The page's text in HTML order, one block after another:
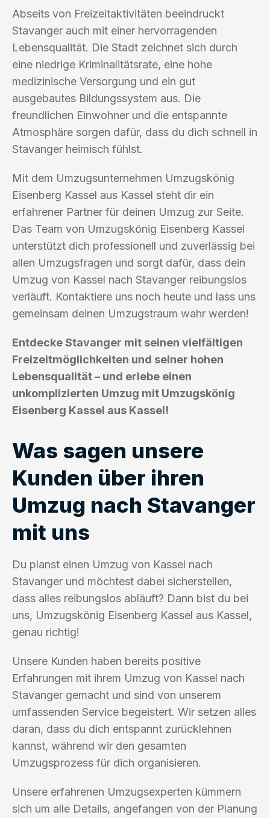
Abseits von Freizeitaktivitäten beeindruckt
Stavanger auch mit einer hervorragenden
Lebensqualität. Die Stadt zeichnet sich durch
eine niedrige Kriminalitätsrate, eine hohe
medizinische Versorgung und ein gut
ausgebautes Bildungssystem aus. Die
freundlichen Einwohner und die entspannte
Atmosphäre sorgen dafür, dass du dich schnell in
Stavanger heimisch fühlst.
Mit dem Umzugsunternehmen Umzugskönig
Eisenberg Kassel aus Kassel steht dir ein
erfahrener Partner für deinen Umzug zur Seite.
Das Team von Umzugskönig Eisenberg Kassel
unterstützt dich professionell und zuverlässig bei
allen Umzugsfragen und sorgt dafür, dass dein
Umzug von Kassel nach Stavanger reibungslos
verläuft. Kontaktiere uns noch heute und lass uns
gemeinsam deinen Umzugstraum wahr werden!
Entdecke Stavanger mit seinen vielfältigen
Freizeitmöglichkeiten und seiner hohen
Lebensqualität – und erlebe einen
unkomplizierten Umzug mit Umzugskönig
Eisenberg Kassel aus Kassel!
Was sagen unsere
Kunden über ihren
Umzug nach Stavanger
mit uns
Du planst einen Umzug von Kassel nach
Stavanger und möchtest dabei sicherstellen,
dass alles reibungslos abläuft? Dann bist du bei
uns, Umzugskönig Eisenberg Kassel aus Kassel,
genau richtig!
Unsere Kunden haben bereits positive
Erfahrungen mit ihrem Umzug von Kassel nach
Stavanger gemacht und sind von unserem
umfassenden Service begeistert. Wir setzen alles
daran, dass du dich entspannt zurücklehnen
kannst, während wir den gesamten
Umzugsprozess für dich organisieren.
Unsere erfahrenen Umzugsexperten kümmern
sich um alle Details, angefangen von der Planung